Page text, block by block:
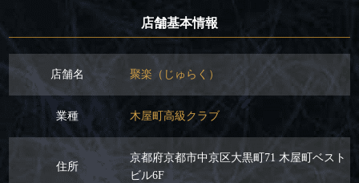
店舗基本情報
店舗名 聚楽（じゅらく）
業種 木屋町高級クラブ
住所
京都府京都市中京区大黒町71 木屋町ベスト
ビル6F